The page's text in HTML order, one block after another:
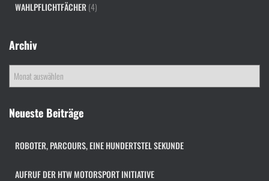
WAHLPFLICHTFÄCHER (4)
Archiv
h
Neueste Beiträge
ROBOTER, PARCOURS, EINE HUNDERTSTEL SEKUNDE
AUFRUF DER HTW MOTORSPORT INITIATIVE